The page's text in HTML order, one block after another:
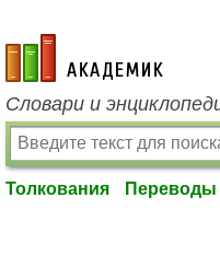
academic.ru
Словари и
Толкования Переводы